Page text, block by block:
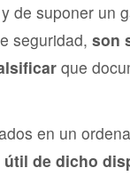
de suponer un
seguridad, son
que
en un
de dicho